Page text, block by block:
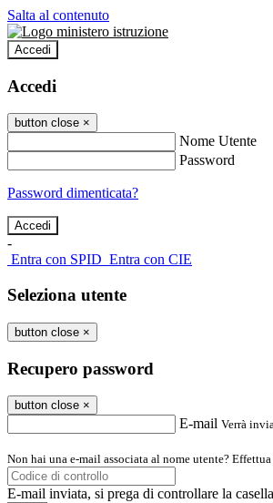
Salta al contenuto
Accedi
Accedi
button close ×
Nome Utente
Password
Password dimenticata?
-
Entra con SPID Entra con CIE
Seleziona utente
button close ×
Recupero password
button close ×
E-mail Verrà
Non hai una e-mail associata al nome utente?
E-mail inviata, si prega di controllare la